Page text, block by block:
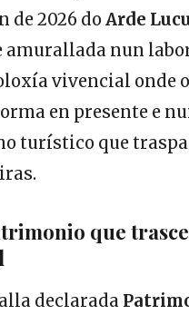
de 2026 doArde
amurallada nun
vivencial onde
en presente e
turístico que
que
declarada